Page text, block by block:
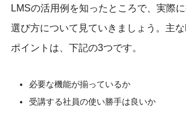
LMSの活用例を知ったところで、実際
選び方について見ていきましょう。主
ポイントは、下記の3つです。
必要な機能が揃っているか
受講する社員の使い勝手は良いか